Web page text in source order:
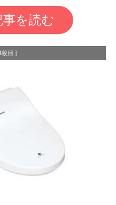
を読む
枚目 ]